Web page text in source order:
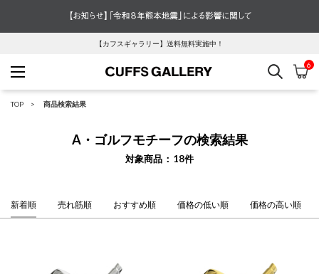
【カフスギャラリー】送料無料実施中！
Cuffs Gallery
検索 カ
6
TOP 商品検索結果
A・ゴルフモチーフの検索結果
対象商品 18件
新着順 売れ筋順 おすすめ順 価格の低い順 価格の高い順